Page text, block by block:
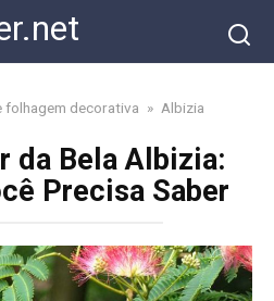
folhagem decorativa » Albizia
da Bela Albizia:
Precisa Saber